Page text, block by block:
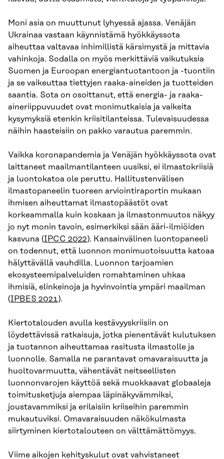
Moni asia on muuttunut lyhyessä ajassa. Venäjän
Ukrainaa vastaan käynnistämä hyökkäyssota
aiheuttaa valtavaa inhimillistä kärsimystä ja mittavia
vahinkoja. Sodalla on myös merkittäviä vaikutuksia
Suomen ja Euroopan energiantuotantoon ja -tuontiin
ja se vaikeuttaa tiettyjen raaka-aineiden ja tuotteiden
saantia. Sota on osoittanut, että energia- ja raaka-
aineriippuvuudet ovat monimutkaisia ja vaikeita
kysymyksiä etenkin kriisitilanteissa. Tulevaisuudessa
näihin haasteisiin on pakko varautua paremmin.
Vaikka koronapandemia ja Venäjän hyökkäyssota ovat
laittaneet maailmantilanteen uusiksi, ei ilmastokriisiä
ja luontokatoa ole peruttu. Hallitustenvälisen
ilmastopaneelin tuoreen arviointiraportin mukaan
ihmisen aiheuttamat ilmastopäästöt ovat
korkeammalla kuin koskaan ja ilmastonmuutos näkyy
jo nyt monin tavoin, esimerkiksi sään ääri-ilmiöiden
kasvuna (IPCC 2022). Kansainvälinen luontopaneeli
on todennut, että luonnon monimuotoisuutta katoaa
hälyttävällä vauhdilla. Luonnon tarjoamien
ekosysteemipalveluiden romahtaminen uhkaa
ihmisiä, elinkeinoja ja hyvinvointia ympäri maailman
(IPBES 2021).
Kiertotalouden avulla kestävyyskriisiin on
löydettävissä ratkaisuja, jotka pienentävät kulutuksen
ja tuotannon aiheuttamaa rasitusta ilmastolle ja
luonnolle. Samalla ne parantavat omavaraisuutta ja
huoltovarmuutta, vähentävät neitseellisten
luonnonvarojen käyttöä sekä muokkaavat globaaleja
toimitusketjuja aiempaa läpinäkyvämmiksi,
joustavammiksi ja erilaisiin kriiseihin paremmin
mukautuviksi. Omavaraisuuden näkökulmasta
siirtyminen kiertotalouteen on välttämättömyys.
Viime aikojen kehityskulut ovat vahvistaneet